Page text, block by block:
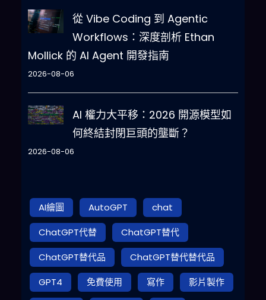
從 Vibe Coding 到 Agentic
Workflows：深度剖析 Ethan
Mollick 的 AI Agent 開發指南
2026-08-06
AI 權力大平移：2026 開源模型如
何終結封閉巨頭的壟斷？
2026-08-06
AI繪圖 AutoGPT
chat
ChatGPT代替
ChatGPT替代
ChatGPT替代品
ChatGPT替代替代品
GPT4
免費使用 寫作
影片製作